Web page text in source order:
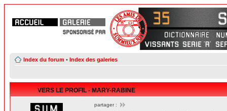
Index du forum • Index des galeries
VERS LE PROFIL - MARY-RABINE
partager :